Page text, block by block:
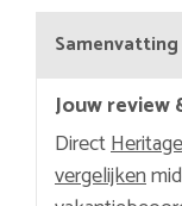
Jouw
Direct
vergelijken